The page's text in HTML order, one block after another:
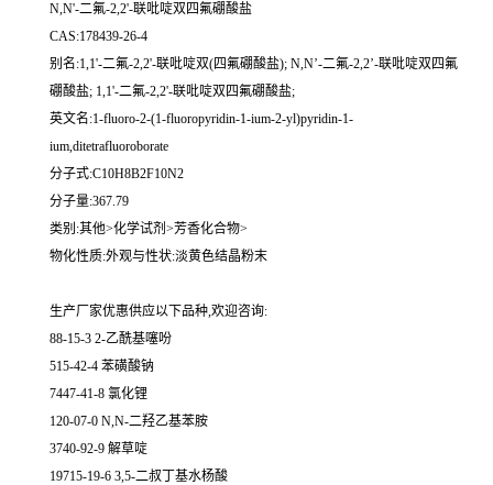
N,N'-二氟-2,2'-联吡啶双四氟硼酸盐
CAS:178439-26-4
别名:1,1'-二氟-2,2'-联吡啶双(四氟硼酸盐); N,N’-二氟-2,2’-联吡啶双四氟
硼酸盐; 1,1'-二氟-2,2'-联吡啶双四氟硼酸盐;
英文名:1-fluoro-2-(1-fluoropyridin-1-ium-2-yl)pyridin-1-
ium,ditetrafluoroborate
分子式:C10H8B2F10N2
分子量:367.79
类别:其他>化学试剂>芳香化合物>
物化性质:外观与性状:淡黄色结晶粉末
生产厂家优惠供应以下品种,欢迎咨询:
88-15-3 2-乙酰基噻吩
515-42-4 苯磺酸钠
7447-41-8 氯化锂
120-07-0 N,N-二羟乙基苯胺
3740-92-9 解草啶
19715-19-6 3,5-二叔丁基水杨酸